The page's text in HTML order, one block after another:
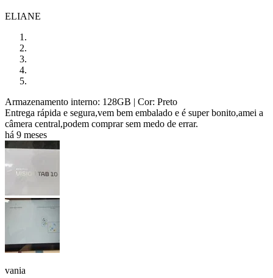
ELIANE
Armazenamento interno: 128GB | Cor: Preto
Entrega rápida e segura,vem bem embalado e é super bonito,amei a
câmera central,podem comprar sem medo de errar.
há 9 meses
vania